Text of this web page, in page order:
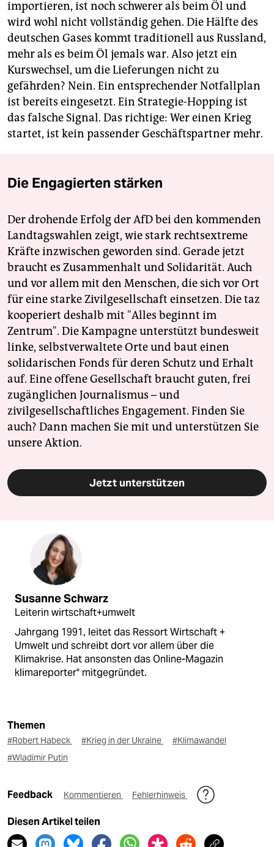
importieren, ist noch schwerer als beim Öl und
wird wohl nicht vollständig gehen. Die Hälfte des
deutschen Gases kommt traditionell aus Russland,
mehr als es beim Öl jemals war. Also jetzt ein
Kurswechsel, um die Lieferungen nicht zu
gefährden? Nein. Ein entsprechender Notfallplan
ist bereits eingesetzt. Ein Strategie-Hopping ist
das falsche Signal. Das richtige: Wer einen Krieg
startet, ist kein passender Geschäftspartner mehr.
Die Engagierten stärken
Der drohende Erfolg der AfD bei den kommenden
Landtagswahlen zeigt, wie stark rechtsextreme
Kräfte inzwischen geworden sind. Gerade jetzt
braucht es Zusammenhalt und Solidarität. Auch
und vor allem mit den Menschen, die sich vor Ort
für eine starke Zivilgesellschaft einsetzen. Die taz
kooperiert deshalb mit "Alles beginnt im
Zentrum". Die Kampagne unterstützt bundesweit
linke, selbstverwaltete Orte und baut einen
solidarischen Fonds für deren Schutz und Erhalt
auf. Eine offene Gesellschaft braucht guten, frei
zugänglichen Journalismus – und
zivilgesellschaftliches Engagement. Finden Sie
auch? Dann machen Sie mit und unterstützen Sie
unsere Aktion.
Jetzt unterstützen
Susanne Schwarz
Leiterin wirtschaft+umwelt
Jahrgang 1991, leitet das Ressort Wirtschaft +
Umwelt und schreibt dort vor allem über die
Klimakrise. Hat ansonsten das Online-Magazin
klimareporter° mitgegründet.
Themen
#Robert Habeck #Krieg in der Ukraine
#Klimawandel
#Wladimir Putin
Feedback Kommentieren Fehlerhinweis
Diesen Artikel teilen